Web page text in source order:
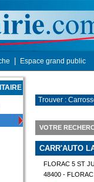
Espace grand public
Trouver :
VOTRE
CARR'AUTO
FLORAC 5 ST
48400 - FLORAC